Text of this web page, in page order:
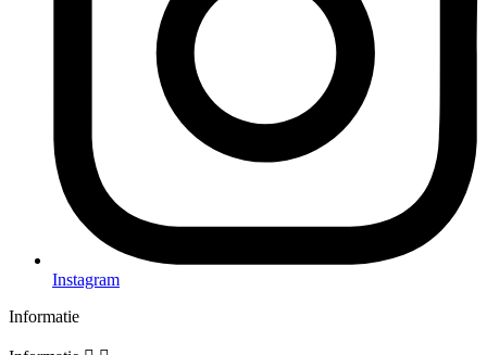
Instagram
Informatie